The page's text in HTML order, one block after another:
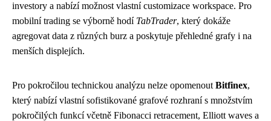
investory a nabízí možnost vlastní customizace workspace. Pro
mobilní trading se výborně hodí TabTrader, který dokáže
agregovat data z různých burz a poskytuje přehledné grafy i na
menších displejích.
Pro pokročilou technickou analýzu nelze opomenout Bitfinex,
který nabízí vlastní sofistikované grafové rozhraní s množstvím
pokročilých funkcí včetně Fibonacci retracement, Elliott waves a